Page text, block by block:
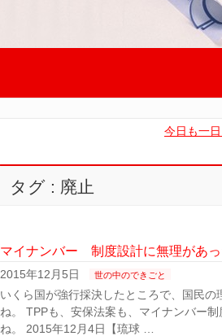
今日も一日
タグ : 廃止
マイナンバー 制度設計に無理があっ
2015年12月5日 世の中のできごと
いくら国が強行採決したところで、国民
ね。 TPPも、安保法案も、マイナンバー
ね。 2015年12月4日【琉球 …